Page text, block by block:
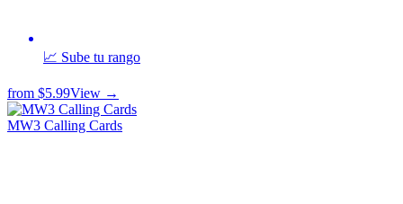
📈 Sube tu rango
from $5.99View →
MW3 Calling Cards